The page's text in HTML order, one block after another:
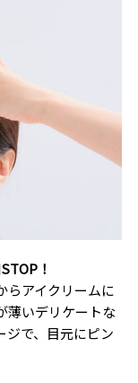
！
らアイクリームに
薄いデリケートな
ジで、目元にピン